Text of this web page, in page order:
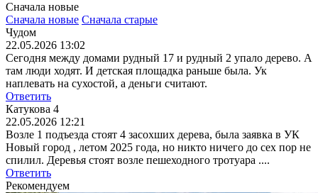
Сначала новые
Сначала новые Сначала старые
Чудом
22.05.2026 13:02
Сегодня между домами рудный 17 и рудный 2 упало дерево. А
там люди ходят. И детская площадка раньше была. Ук
наплевать на сухостой, а деньги считают.
Ответить
Катукова 4
22.05.2026 12:21
Возле 1 подъезда стоят 4 засохших дерева, была заявка в УК
Новый город , летом 2025 года, но никто ничего до сех пор не
спилил. Деревья стоят возле пешеходного тротуара ....
Ответить
Рекомендуем